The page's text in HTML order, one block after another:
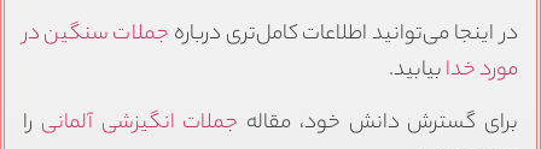
در اینجا می‌توانید اطلاعات کامل‌تری درباره جملات سنگین در
مورد خدابیابید.
برای گسترش دانش خود، مقاله جملات انگیزشی آلمانیرا